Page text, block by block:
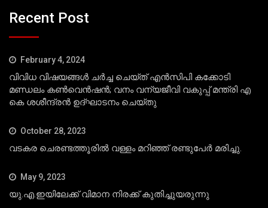
Recent Post
February 4, 2024
വിവിധ വിഷയങ്ങള്‍ ചര്‍ച്ച ചെയ്ത് എന്‍സിപി കക്കോടി
മണ്ഡലം കണ്‍വെന്‍ഷന്‍; വനം വന്യജീവി വകുപ്പ് മന്ത്രി എ
കെ ശശീന്ദ്രന്‍ ഉദ്ഘാടനം ചെയ്തു
October 28, 2023
വടകര ചെരണ്ടത്തൂരില്‍ വള്ളം മറിഞ്ഞ് രണ്ടുപേര്‍ മരിച്ചു.
May 9, 2023
യു.എ.ഇയിലേക്ക് വിമാന നിരക്ക് കുതിച്ചുയരുന്നു